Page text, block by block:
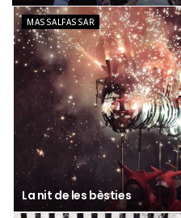
MASSALFASSAR
La nit de les bèsties